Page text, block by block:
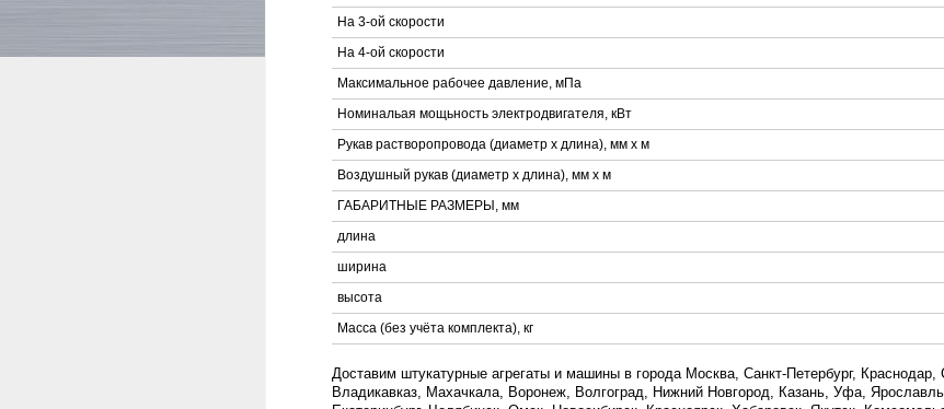
На 3-ой скорости
На 4-ой скорости
Максимальное рабочее давление, мПа
Номинальая мощьность электродвигателя, кВт
Рукав растворопровода (диаметр х длина), мм х м
Воздушный рукав (диаметр х длина), мм х м
ГАБАРИТНЫЕ РАЗМЕРЫ, мм
длина
ширина
высота
Масса (без учёта комплекта), кг
Доставим штукатурные агрегаты и машины в города Москва, Санкт-Петербург, Краснодар,
Владикавказ, Махачкала, Воронеж, Волгоград, Нижний Новгород, Казань, Уфа,